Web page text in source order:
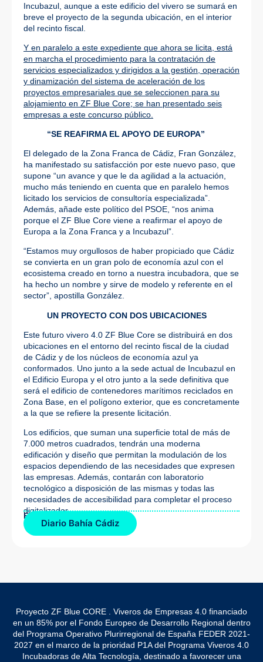
Incubazul, aunque a este edificio del vivero se sumará en
breve el proyecto de la segunda ubicación, en el interior
del recinto fiscal.
Y en paralelo a este expediente que ahora se licita, está
en marcha el procedimiento para la contratación de
servicios especializados y dirigidos a la gestión, operación
y dinamización del sistema de aceleración de los
proyectos empresariales que se seleccionen para su
alojamiento en ZF Blue Core; se han presentado seis
empresas a este concurso público.
“SE REAFIRMA EL APOYO DE EUROPA”
El delegado de la Zona Franca de Cádiz, Fran González,
ha manifestado su satisfacción por este nuevo paso, que
supone “un avance y que le da agilidad a la actuación,
mucho más teniendo en cuenta que en paralelo hemos
licitado los servicios de consultoría especializada”.
Además, añade este político del PSOE, “nos anima
porque el ZF Blue Core viene a reafirmar el apoyo de
Europa a la Zona Franca y a Incubazul”.
“Estamos muy orgullosos de haber propiciado que Cádiz
se convierta en un gran polo de economía azul con el
ecosistema creado en torno a nuestra incubadora, que se
ha hecho un nombre y sirve de modelo y referente en el
sector”, apostilla González.
UN PROYECTO CON DOS UBICACIONES
Este futuro vivero 4.0 ZF Blue Core se distribuirá en dos
ubicaciones en el entorno del recinto fiscal de la ciudad
de Cádiz y de los núcleos de economía azul ya
conformados. Uno junto a la sede actual de Incubazul en
el Edificio Europa y el otro junto a la sede definitiva que
será el edificio de contenedores marítimos reciclados en
Zona Base, en el polígono exterior, que es concretamente
a la que se refiere la presente licitación.
Los edificios, que suman una superficie total de más de
7.000 metros cuadrados, tendrán una moderna
edificación y diseño que permitan la modulación de los
espacios dependiendo de las necesidades que expresen
las empresas. Además, contarán con laboratorio
tecnológico a disposición de las mismas y todas las
necesidades de accesibilidad para completar el proceso
digitalizador.
Fuente de la noticia:
Diario Bahía Cádiz
Proyecto ZF Blue CORE . Viveros de Empresas 4.0 financiado
en un 85% por el Fondo Europeo de Desarrollo Regional dentro
del Programa Operativo Plurirregional de España FEDER 2021-
2027 en el marco de la prioridad P1A del Programa Viveros 4.0
Incubadoras de Alta Tecnología, destinado a favorecer una